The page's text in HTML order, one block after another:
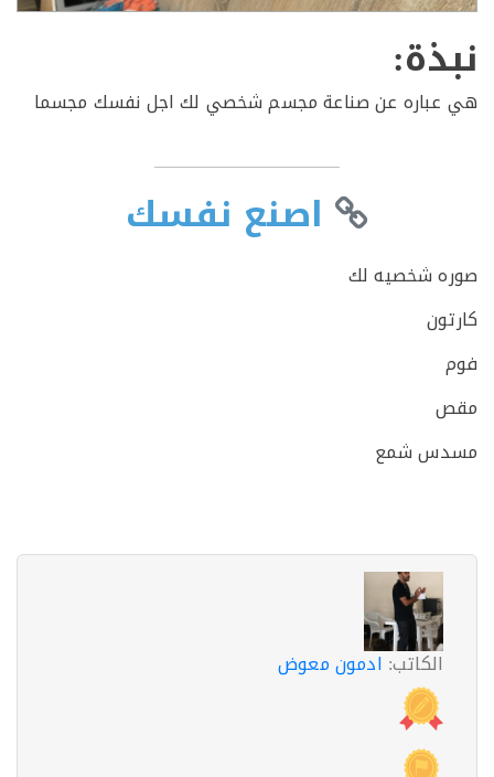
عن صناعة مجسم شخصي لك اجل نفسك مجسما
اصنع نفسك
شخصيه لك
شمع
الكاتب:ادمون معوض